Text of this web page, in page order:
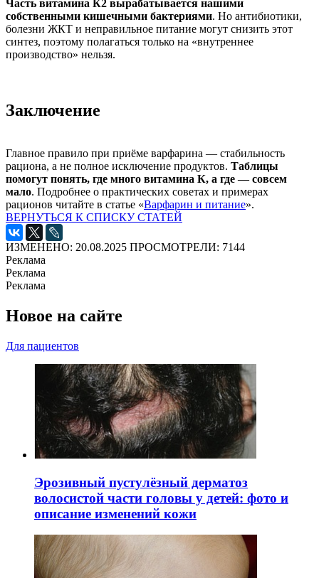
Часть витамина К2 вырабатывается нашими
собственными кишечными бактериями. Но антибиотики,
болезни ЖКТ и неправильное питание могут снизить этот
синтез, поэтому полагаться только на «внутреннее
производство» нельзя.
Заключение
Главное правило при приёме варфарина — стабильность
рациона, а не полное исключение продуктов. Таблицы
помогут понять, где много витамина К, а где — совсем
мало. Подробнее о практических советах и примерах
рационов читайте в статье «Варфарин и питание».
ВЕРНУТЬСЯ К СПИСКУ СТАТЕЙ
ИЗМЕНЕНО: 20.08.2025 ПРОСМОТРЕЛИ: 7144
Реклама
Реклама
Реклама
Новое на сайте
Для пациентов
Эрозивный пустулёзный дерматоз
волосистой части головы у детей: фото и
описание изменений кожи